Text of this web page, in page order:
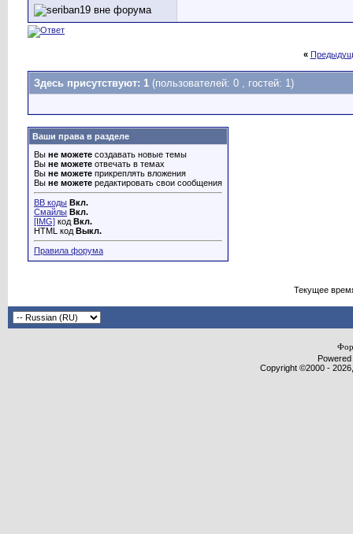
«
Здесь присутствуют: 1 (пользователей: 0 , гостей: 1)
Ваши права в разделе
Вы не можете создавать новые темы
Вы не можете отвечать в темах
Вы не можете прикреплять вложения
Вы не можете редактировать свои сообщения
BB коды Вкл.
Смайлы Вкл.
[IMG] код Вкл.
HTML код Выкл.
Правила форума
Текущее
Copyright ©2000 -